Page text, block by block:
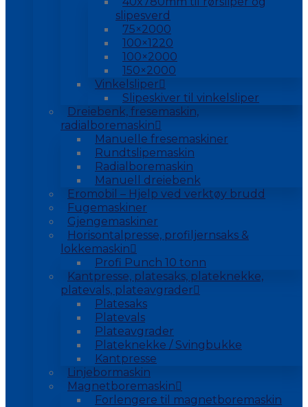
slipesverd
75×2000
100×1220
100×2000
150×2000
Vinkelsliper
Slipeskiver til vinkelsliper
Dreiebenk, fresemaskin,
radialboremaskin
Manuelle fresemaskiner
Rundtslipemaskin
Radialboremaskin
Manuell dreiebenk
Eromobil – Hjelp ved verktøy brudd
Fugemaskiner
Gjengemaskiner
Horisontalpresse, profiljernsaks &
lokkemaskin
Profi Punch 10 tonn
Kantpresse, platesaks, plateknekke,
platevals, plateavgrader
Platesaks
Platevals
Plateavgrader
Plateknekke / Svingbukke
Kantpresse
Linjebormaskin
Magnetboremaskin
Forlengere til magnetboremaskin